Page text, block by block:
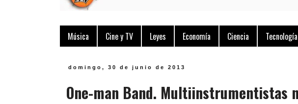
Música Cine y TV Leyes Economía Ciencia Tecnología
domingo, 30 de junio de 2013
One-man Band. Multiinstrumentistas